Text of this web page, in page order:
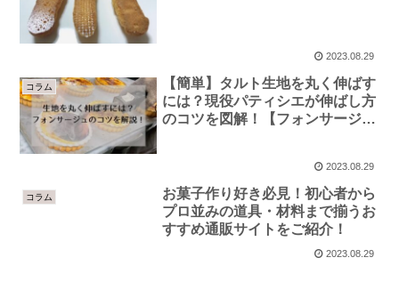
2023.08.29
コラム
【簡単】タルト生地を丸く伸ばす
には？現役パティシエが伸ばし方
のコツを図解！【フォンサージ
2023.08.29
コラム
お菓子作り好き必見！初心者から
プロ並みの道具・材料まで揃うお
すすめ通販サイトをご紹介！
2023.08.29